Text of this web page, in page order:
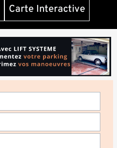
Carte Interactive